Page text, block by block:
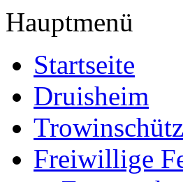
Hauptmenü
Startseite
Druisheim
Freiwillige